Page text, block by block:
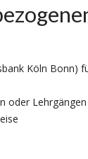
Köln Bonn)
oder